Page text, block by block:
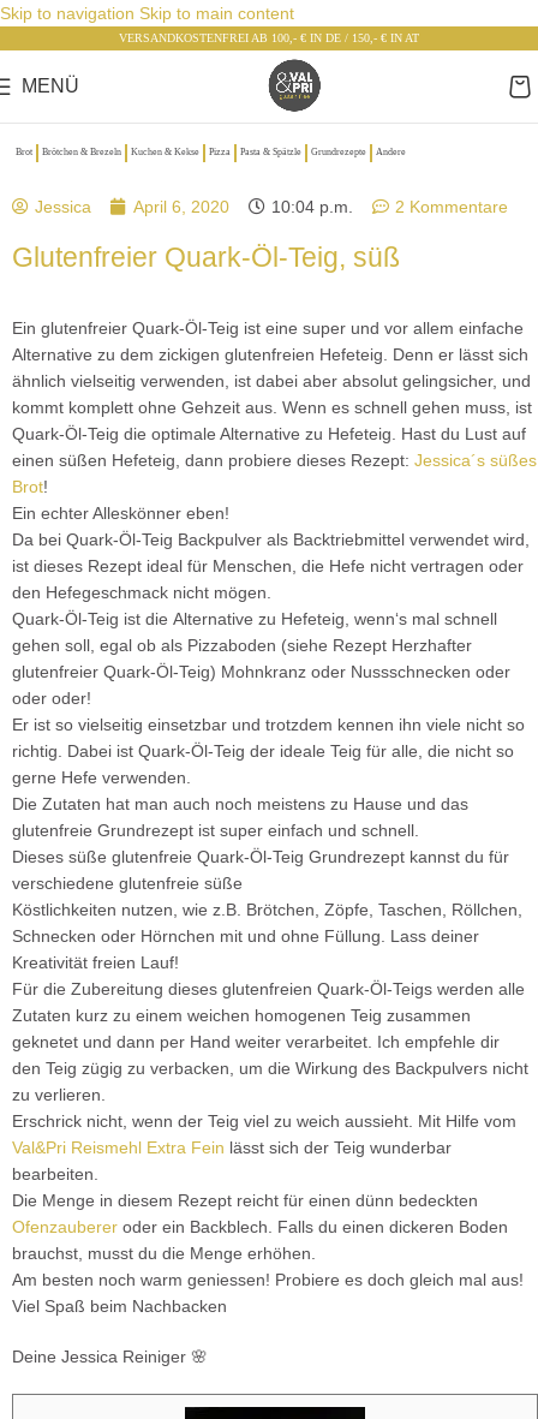
Skip to navigation Skip to main content
VERSANDKOSTENFREI AB 100,- € IN DE / 150,- € IN AT
MENÜ
Brot Brötchen & Brezeln Kuchen & Kekse Pizza Pasta & Spätzle Grundrezepte Andere
Jessica April 6, 2020 10:04 p.m. 2 Kommentare
Glutenfreier Quark-Öl-Teig, süß
Ein glutenfreier Quark-Öl-Teig ist eine super und vor allem einfache
Alternative zu dem zickigen glutenfreien Hefeteig. Denn er lässt sich
ähnlich vielseitig verwenden, ist dabei aber absolut gelingsicher, und
kommt komplett ohne Gehzeit aus. Wenn es schnell gehen muss, ist
Quark-Öl-Teig die optimale Alternative zu Hefeteig. Hast du Lust auf
einen süßen Hefeteig, dann probiere dieses Rezept: Jessica´s süßes
Brot!
Ein echter Alleskönner eben!
Da bei Quark-Öl-Teig Backpulver als Backtriebmittel verwendet wird,
ist dieses Rezept ideal für Menschen, die Hefe nicht vertragen oder
den Hefegeschmack nicht mögen.
Quark-Öl-Teig ist die Alternative zu Hefeteig, wenn‘s mal schnell
gehen soll, egal ob als Pizzaboden (siehe Rezept Herzhafter
glutenfreier Quark-Öl-Teig) Mohnkranz oder Nussschnecken oder
oder oder!
Er ist so vielseitig einsetzbar und trotzdem kennen ihn viele nicht so
richtig. Dabei ist Quark-Öl-Teig der ideale Teig für alle, die nicht so
gerne Hefe verwenden.
Die Zutaten hat man auch noch meistens zu Hause und das
glutenfreie Grundrezept ist super einfach und schnell.
Dieses süße glutenfreie Quark-Öl-Teig Grundrezept kannst du für
verschiedene glutenfreie süße
Köstlichkeiten nutzen, wie z.B. Brötchen, Zöpfe, Taschen, Röllchen,
Schnecken oder Hörnchen mit und ohne Füllung. Lass deiner
Kreativität freien Lauf!
Für die Zubereitung dieses glutenfreien Quark-Öl-Teigs werden alle
Zutaten kurz zu einem weichen homogenen Teig zusammen
geknetet und dann per Hand weiter verarbeitet. Ich empfehle dir
den Teig zügig zu verbacken, um die Wirkung des Backpulvers nicht
zu verlieren.
Erschrick nicht, wenn der Teig viel zu weich aussieht. Mit Hilfe vom
Val&Pri Reismehl Extra Fein lässt sich der Teig wunderbar
bearbeiten.
Die Menge in diesem Rezept reicht für einen dünn bedeckten
Ofenzauberer oder ein Backblech. Falls du einen dickeren Boden
brauchst, musst du die Menge erhöhen.
Am besten noch warm geniessen! Probiere es doch gleich mal aus!
Viel Spaß beim Nachbacken
Deine Jessica Reiniger 🌸